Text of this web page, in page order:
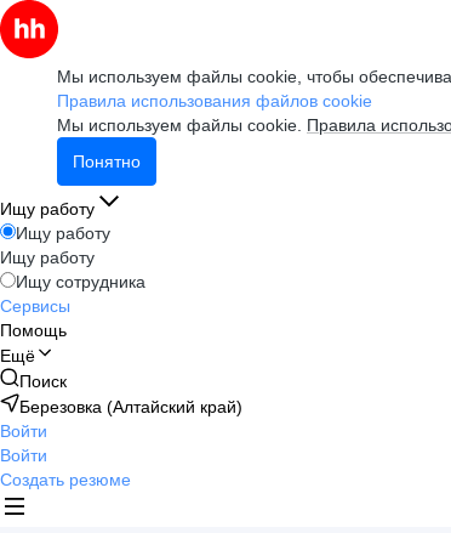
Мы используем файлы cookie, чтобы
Правила использования файлов cookie
Мы используем файлы cookie. Правила
Понятно
Ищу работу
Ищу работу
Ищу работу
Ищу сотрудника
Сервисы
Помощь
Ещё
Поиск
Березовка (Алтайский край)
Войти
Войти
Создать резюме